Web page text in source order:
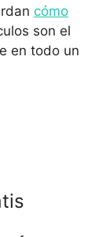
cómo
son el
en todo un